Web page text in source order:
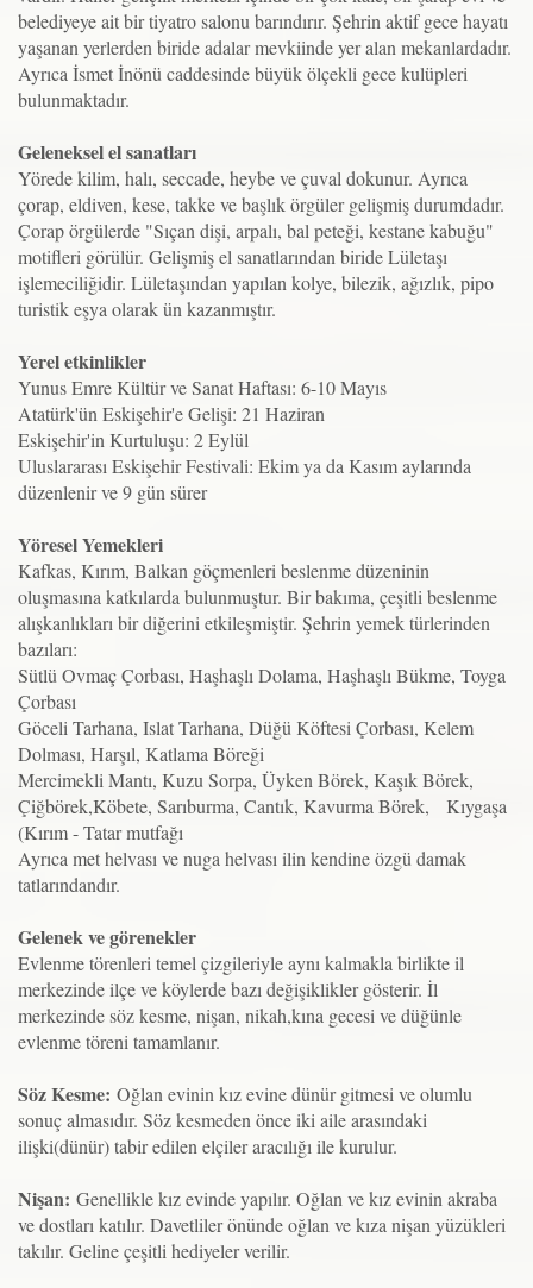
belediyeye ait bir tiyatro salonu barındırır. Şehrin aktif gece hayatı
yaşanan yerlerden biride adalar mevkiinde yer alan mekanlardadır.
Ayrıca İsmet İnönü caddesinde büyük ölçekli gece kulüpleri
bulunmaktadır.
Geleneksel el sanatları
Yörede kilim, halı, seccade, heybe ve çuval dokunur. Ayrıca
çorap, eldiven, kese, takke ve başlık örgüler gelişmiş durumdadır.
Çorap örgülerde "Sıçan dişi, arpalı, bal peteği, kestane kabuğu"
motifleri görülür. Gelişmiş el sanatlarından biride Lületaşı
işlemeciliğidir. Lületaşından yapılan kolye, bilezik, ağızlık, pipo
turistik eşya olarak ün kazanmıştır.
Yerel etkinlikler
Yunus Emre Kültür ve Sanat Haftası: 6-10 Mayıs
Atatürk'ün Eskişehir'e Gelişi: 21 Haziran
Eskişehir'in Kurtuluşu: 2 Eylül
Uluslararası Eskişehir Festivali: Ekim ya da Kasım aylarında
düzenlenir ve 9 gün sürer
Yöresel Yemekleri
Kafkas, Kırım, Balkan göçmenleri beslenme düzeninin
oluşmasına katkılarda bulunmuştur. Bir bakıma, çeşitli beslenme
alışkanlıkları bir diğerini etkileşmiştir. Şehrin yemek türlerinden
bazıları:
Sütlü Ovmaç Çorbası, Haşhaşlı Dolama, Haşhaşlı Bükme, Toyga
Çorbası
Göceli Tarhana, Islat Tarhana, Düğü Köftesi Çorbası, Kelem
Dolması, Harşıl, Katlama Böreği
Mercimekli Mantı, Kuzu Sorpa, Üyken Börek, Kaşık Börek,
Çiğbörek,Köbete, Sarıburma, Cantık, Kavurma Börek, Kıygaşa
(Kırım - Tatar mutfağı
Ayrıca met helvası ve nuga helvası ilin kendine özgü damak
tatlarındandır.
Gelenek ve görenekler
Evlenme törenleri temel çizgileriyle aynı kalmakla birlikte il
merkezinde ilçe ve köylerde bazı değişiklikler gösterir. İl
merkezinde söz kesme, nişan, nikah,kına gecesi ve düğünle
evlenme töreni tamamlanır.
Söz Kesme: Oğlan evinin kız evine dünür gitmesi ve olumlu
sonuç almasıdır. Söz kesmeden önce iki aile arasındaki
ilişki(dünür) tabir edilen elçiler aracılığı ile kurulur.
Nişan: Genellikle kız evinde yapılır. Oğlan ve kız evinin akraba
ve dostları katılır. Davetliler önünde oğlan ve kıza nişan yüzükleri
takılır. Geline çeşitli hediyeler verilir.